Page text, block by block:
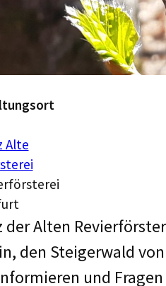
Alte
Alten
den Steigerwald
und